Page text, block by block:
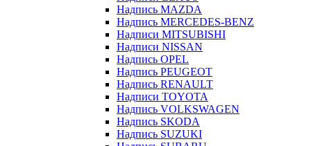
Надпись MAZDA
Надпись MERCEDES-BENZ
Надписи MITSUBISHI
Надписи NISSAN
Надпись OPEL
Надпись PEUGEOT
Надпись RENAULT
Надписи TOYOTA
Надпись VOLKSWAGEN
Надпись SKODA
Надпись SUZUKI